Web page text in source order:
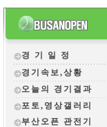
경 기 일 정
경기속보,상황
오늘의 경기결과
포토,영상갤러리
부산오픈 관전 기